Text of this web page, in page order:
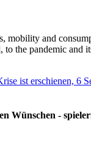
and
the pandemic
ist erschienen, 6
-